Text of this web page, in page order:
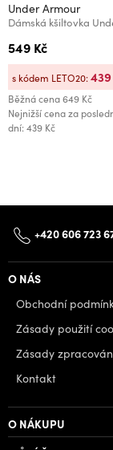
Under Armour
549 Kč
Běžná cena649 Kč
Nejnižší cena za
dní: 439 Kč
s kódem LETO20:
+420 606 723
O NÁS
Obchodní
Zásady použití
Zásady
Kontakt
O NÁKUPU